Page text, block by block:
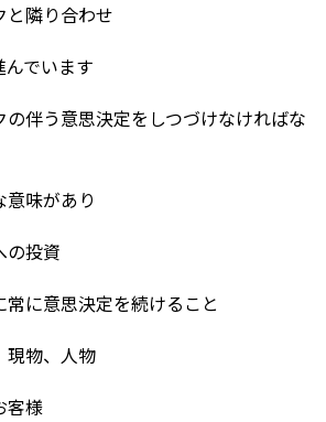
と隣り合わせ
んでいます
伴う意思決定をしつづけなければな
味があり
の投資
に意思決定を続けること
現物、人物
客様